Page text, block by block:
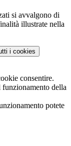
si avvalgono di
illustrate nella
i cookies
consentire.
funzionamento della
potete